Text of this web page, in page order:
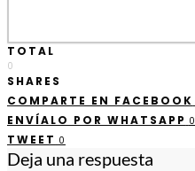
TOTAL
0
SHARES
COMPARTE EN FACEBOOK
ENVÍALO POR WHATSAPP 0
TWEET 0
Deja una respuesta